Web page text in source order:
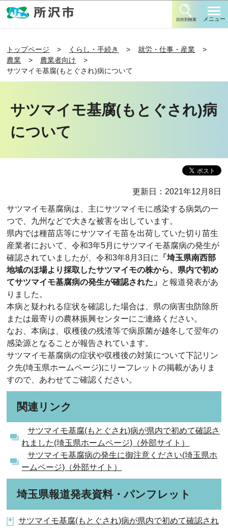
目的別検索 メニュー
トップページ くらし・手続き
就労・仕事・産業
農業
農業者向け
サツマイモ基腐(もとぐされ)病について
サツマイモ基腐(もとぐされ)病
について
更新日：2021年12月8日
サツマイモ基腐病は、主にサツマイモに感染する病気の一
つで、九州などで大きな被害を出しています。
県内では種苗店等にサツマイモ苗を出荷していた切り苗生
産業者において、令和3年5月にサツマイモ基腐病の発生が
確認されていましたが、令和3年8月3日に
「埼玉県南西部
地域のほ場より採取したサツマイモの株から、県内で初め
てサツマイモ基腐病の発生が確認された」 と報道発表があ
りました。
本病と疑われる症状を確認した場合は、県の病害虫防除所
または最寄りの農林振興センターにご連絡ください。
なお、本病は、収穫後の残渣等で病原菌が越冬して翌年の
感染源となることが報告されています。
サツマイモ基腐病の症状や収穫後の対策について下記リン
ク先(埼玉県ホームページ)にリーフレットの掲載がありま
すので、あわせてご確認ください。
関連リンク
サツマイモ基腐(もとぐされ)病が県内で初めて確認さ
れました(埼玉県ホームページ)（外部サイト）
サツマイモ基腐病の発生に御注意ください(埼玉県ホ
ームページ)（外部サイト）
埼玉県報道発表資料・パンフレット
サツマイモ基腐(もとぐされ)病が県内で初めて確認され